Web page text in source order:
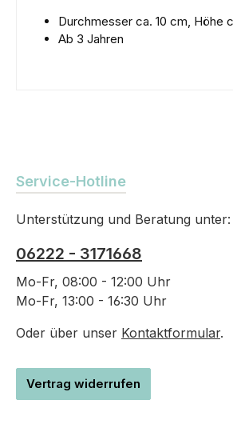
Durchmesser ca. 10 cm, Höhe
Ab 3 Jahren
Service-Hotline
Unterstützung und Beratung unter:
06222 - 3171668
Mo-Fr, 08:00 - 12:00 Uhr
Mo-Fr, 13:00 - 16:30 Uhr
Oder über unser Kontaktformular.
Vertrag widerrufen